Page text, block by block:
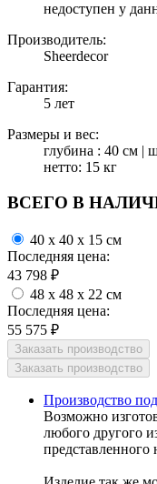
недоступен у
Производитель:
Sheerdecor
Гарантия:
5 лет
Размеры и вес:
глубина : 40 см |
нетто: 15 кг
ВСЕГО В
40 x 40 x 15 см
Последняя цена:
43 798 ₽
48 x 48 x 22 см
Последняя цена:
55 575 ₽
Производство под
Возможно
любого другого
представленного